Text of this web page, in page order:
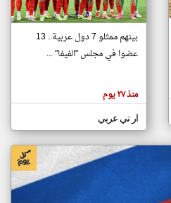
تغيير الدولة
اخبار جزر القمر على مدار الساعة
أهم اخبار جزر القمر العاجلة والمباشرة
بينهم ممثلو 7 دول عربية.. 13
عضوا في مجلس "الفيفا" ...
منذ ٢٧ يوم
ار تي عربي
klyoum.com